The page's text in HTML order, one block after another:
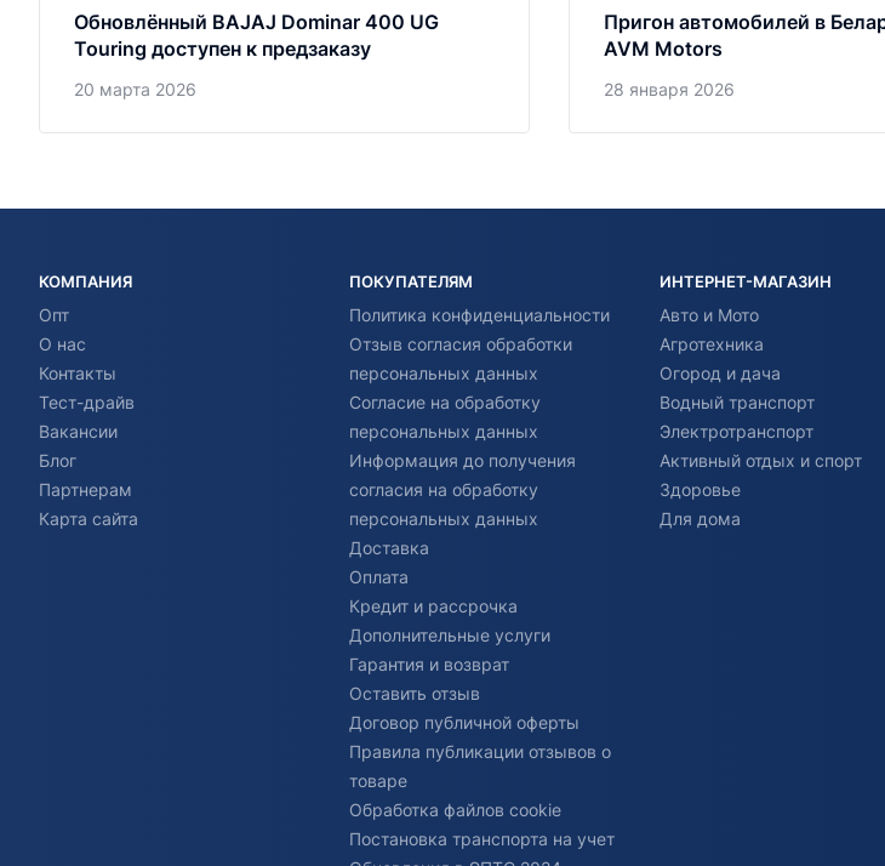
Обновлённый BAJAJ Dominar 400 UG
Touring доступен к предзаказу
20 марта 2026
Пригон автомобилей в
AVM Motors
28 января 2026
КОМПАНИЯ
Опт
О нас
Контакты
Тест-драйв
Вакансии
Блог
Партнерам
Карта сайта
ПОКУПАТЕЛЯМ
Политика конфиденциальности
Отзыв согласия обработки
персональных данных
Согласие на обработку
персональных данных
Информация до получения
согласия на обработку
персональных данных
Доставка
Оплата
Кредит и рассрочка
Дополнительные услуги
Гарантия и возврат
Оставить отзыв
Договор публичной оферты
Правила публикации отзывов о
товаре
Обработка файлов cookie
Постановка транспорта на учет
ИНТЕРНЕТ-МАГАЗИН
Авто и Мото
Агротехника
Огород и дача
Водный транспорт
Электротранспорт
Активный отдых и спорт
Здоровье
Для дома